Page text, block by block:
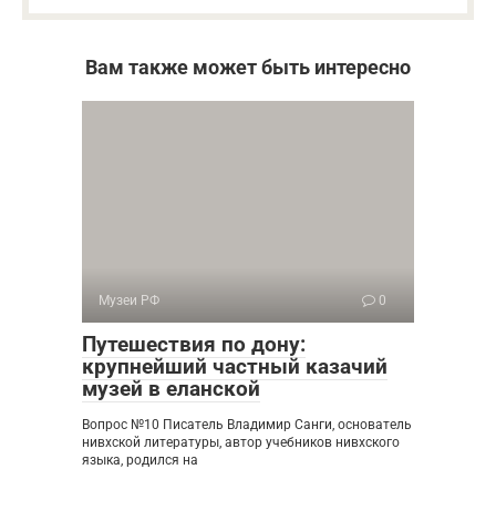
Вам также может быть интересно
Музеи РФ 0
Путешествия по дону:
крупнейший частный казачий
музей в еланской
Вопрос №10 Писатель Владимир Санги, основатель
нивхской литературы, автор учебников нивхского
языка, родился на